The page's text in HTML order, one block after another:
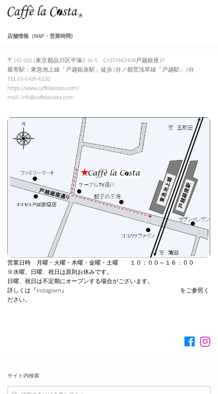
Skip to content
店舗情報（MAP・営業時間)
〒142-0051東京都品川区平塚2-16-5 CASTANCHOR戸越銀座1F
最寄駅：東急池上線「戸越銀座駅」徒歩1分／都営浅草線「戸越駅」3分
TEL 03-6426-6220
https://www.caffelacosta.com/
mail: info@caffelacosta.com
営業日時 月曜・火曜・木曜・金曜・土曜 １０：００～１６：００
※水曜、日曜、祝日は原則お休みです。
日曜、祝日は不定期にオープンする場合がございます。
詳しくは『instagram』
をご参照く
ださい。
サイト内検索